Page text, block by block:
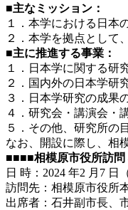
■主なミッション：
１．本学における日本
２．本学を拠点として
■主に推進する事業：
１．日本学に関する研
２．国内外の日本学研
３．日本学研究の成果
４．研究会・講演会・
５．その他、研究所の
なお、開設に際し、相
■■■■相模原市役所訪問
日 時：2024 年2 月7 日
訪問先：相模原市役所
出席者：石井副市⾧、